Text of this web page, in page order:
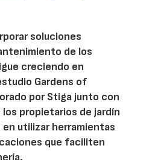
soluciones
de los
creciendo en
Gardens of
por Stiga junto con
los propietarios de jardín
utilizar herramientas
que faciliten